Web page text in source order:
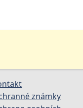
známky